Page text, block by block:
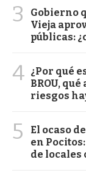
3
Gobierno
Vieja
públicas:
4 ¿Por qué
BROU,
riesgos
5
El ocaso
en
de locales